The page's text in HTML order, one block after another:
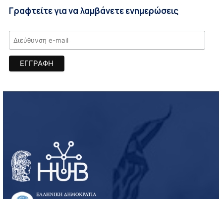
Γραφτείτε για να λαμβάνετε ενημερώσεις